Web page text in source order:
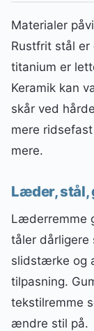
Materialer
Rustfrit stål er
titanium er
Keramik kan
skår ved
mere
mere.
Læder, stål,
Læderremme
tåler
slidstærke og
tilpasning.
tekstilremme
ændre stil på.